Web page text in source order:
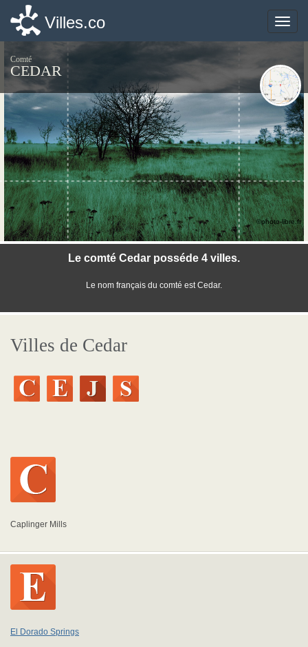
Toggle
Villes.co
Comté
CEDAR
Le comté Cedar posséde 4 villes.
Le nom français du comté est Cedar.
©photo-libre.fr
Villes de Cedar
Caplinger Mills
El Dorado Springs
Toggle
Villes.co